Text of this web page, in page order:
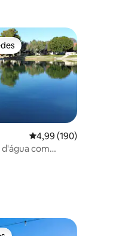
avaliações
dos hóspedes
4,99 de uma avaliação
4,99 (190)
com